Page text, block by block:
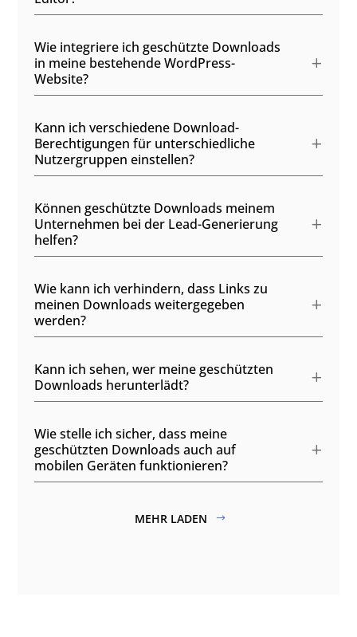
Wie integriere ich geschützte Downloads
in meine bestehende WordPress-
Website?
Kann ich verschiedene Download-
Berechtigungen für unterschiedliche
Nutzergruppen einstellen?
Können geschützte Downloads meinem
Unternehmen bei der Lead-Generierung
helfen?
Wie kann ich verhindern, dass Links zu
meinen Downloads weitergegeben
werden?
Kann ich sehen, wer meine geschützten
Downloads herunterlädt?
Wie stelle ich sicher, dass meine
geschützten Downloads auch auf
mobilen Geräten funktionieren?
MEHR LADEN